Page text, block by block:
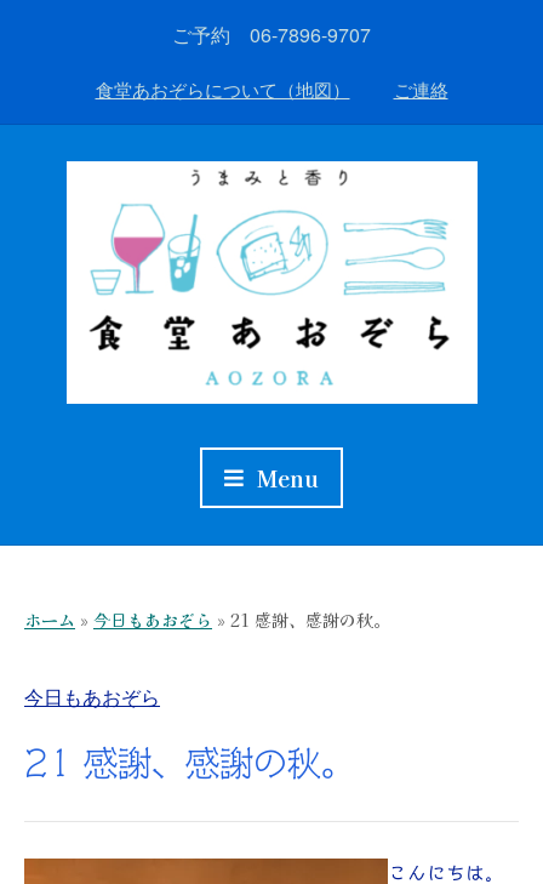
ご予約 06-7896-9707
食堂あおぞらについて（地図） ご連絡
Menu
ホーム » 今日もあおぞら » 21 感謝、感謝の秋。
今日もあおぞら
21 感謝、感謝の秋。
こんにちは。